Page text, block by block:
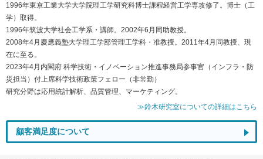
1996年東京工業大学大学院理工学研究科博士課程経営工学専攻修了。博士（工
学）取得。
1996年筑波大学社会工学系・講師。2002年6月同助教授。
2008年4月慶應義塾大学理工学部管理工学科・准教授。2011年4月同教授、現
在に至る。
2023年4月内閣府 科学技術・イノベーション推進事務局参事官（インフラ・防
災担当）付上席科学技術政策フェロー（非常勤）
研究分野は応用統計解析、品質管理、マーケティング。
≫鈴木研究室についての詳細はこちら
顧客満足度について